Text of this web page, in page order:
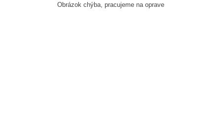
Obrázok chýba, pracujeme na oprave